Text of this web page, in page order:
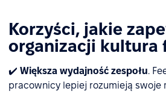
Korzyści, jakie
organizacji kultura
✔️ Większa wydajność zespołu.
pracownicy lepiej rozumieją swoje